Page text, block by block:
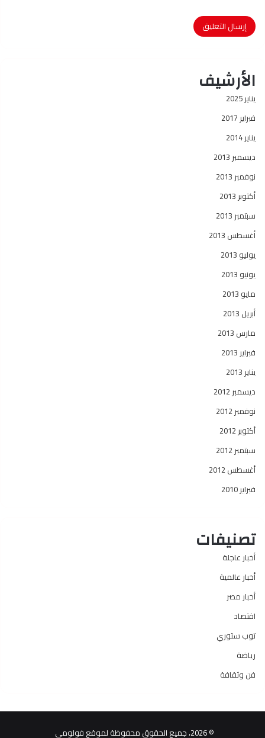
الأرشيف
يناير 2025
فبراير 2017
يناير 2014
ديسمبر 2013
نوفمبر 2013
أكتوبر 2013
سبتمبر 2013
أغسطس 2013
يوليو 2013
يونيو 2013
مايو 2013
أبريل 2013
مارس 2013
فبراير 2013
يناير 2013
ديسمبر 2012
نوفمبر 2012
أكتوبر 2012
سبتمبر 2012
أغسطس 2012
فبراير 2010
تصنيفات
أخبار عاجلة
أخبار عالمية
أخبار مصر
اقتصاد
توب ستوري
رياضة
فن وثقافة
© 2026، جميع الحقوق محفوظة لموقع فولومي